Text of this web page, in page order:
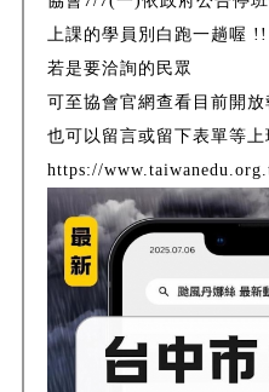
上課的學員別白跑一趟喔 !!
若是要洽詢的民眾
可至協會官網查看目前開放
也可以留言或留下表單等
https://